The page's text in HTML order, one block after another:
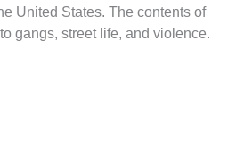
United States. The contents of
gangs, street life, and violence.